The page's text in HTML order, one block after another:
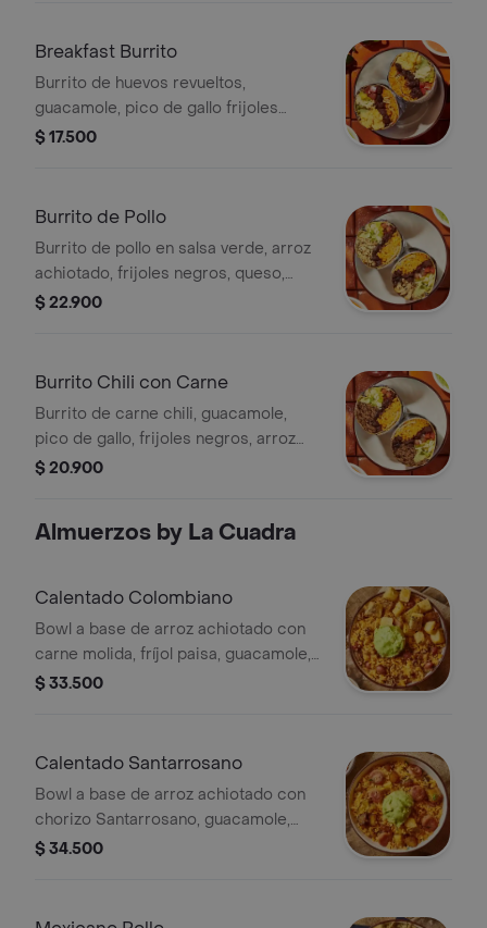
Breakfast Burrito
Burrito de huevos revueltos,
guacamole, pico de gallo frijoles
negros, arroz achiote, lechuga, queso
$ 17.500
Burrito de Pollo
Burrito de pollo en salsa verde, arroz
achiotado, frijoles negros, queso,
guacamole, pico de gallo, lechuga y
$ 22.900
Burrito Chili con Carne
Burrito de carne chili, guacamole,
pico de gallo, frijoles negros, arroz
achiote, lechuga, queso y salsa verde
$ 20.900
Almuerzos by La Cuadra
Calentado Colombiano
Bowl a base de arroz achiotado con
carne molida, fríjol paisa, guacamole,
papa y un toque de cilantro.
$ 33.500
Calentado Santarrosano
Bowl a base de arroz achiotado con
chorizo Santarrosano, guacamole,
papa, madurito y un toque de cilantro.
$ 34.500